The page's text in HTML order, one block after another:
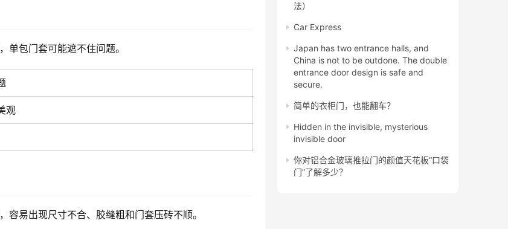
单包门套可能遮不住问题。
观
易出现尺寸不合、胶缝粗和门套压砖不顺。
法）
Car Express
Japan has two entrance halls, and
China is not to be outdone. The double
entrance door design is safe and
secure.
简单的衣柜门，也能翻车？
Hidden in the invisible, mysterious
invisible door
你对铝合金玻璃推拉门的颜值天花板“口袋
门”了解多少？